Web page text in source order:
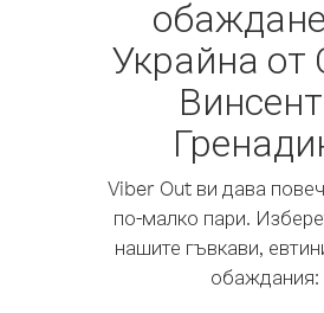
Украйна от
Viber Out ви дава
по-малко пари.
нашите гъвкави,
обаждания: